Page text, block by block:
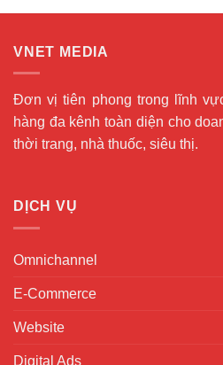
VNET MEDIA
Đơn vị tiên phong trong lĩnh
hàng đa kênh toàn diện cho
thời trang, nhà thuốc, siêu thị.
DỊCH VỤ
Omnichannel
E-Commerce
Website
Digital Ads